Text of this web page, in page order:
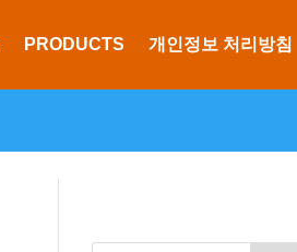
PRODUCTS 개인정보 처리방침